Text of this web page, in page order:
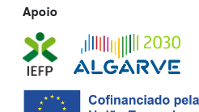
Apoio